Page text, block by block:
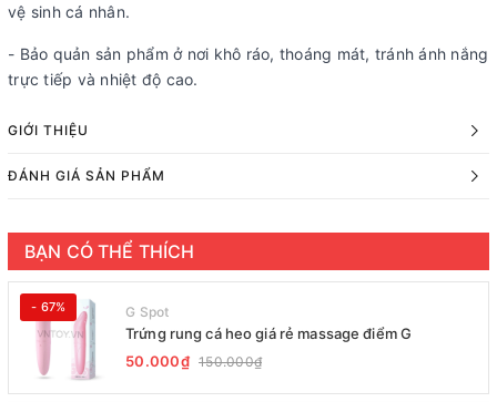
vệ sinh cá nhân.
- Bảo quản sản phẩm ở nơi khô ráo, thoáng mát, tránh ánh nắng
trực tiếp và nhiệt độ cao.
GIỚI THIỆU
ĐÁNH GIÁ SẢN PHẨM
BẠN CÓ THỂ THÍCH
- 67% G Spot
Trứng rung cá heo giá rẻ massage điểm G
50.000₫ 150.000₫